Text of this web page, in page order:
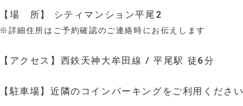
【場 所】 シティマンション平尾2
※詳細住所はご予約確認のご連絡時にお伝えします
【アクセス】西鉄天神大牟田線 / 平尾駅 徒6分
【駐車場】近隣のコインパーキングをご利用ください